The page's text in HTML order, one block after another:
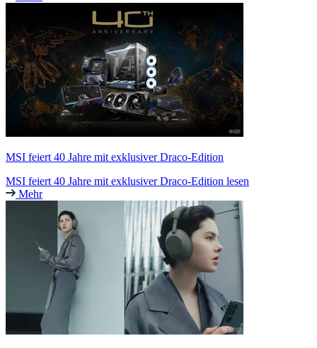
MSI feiert 40 Jahre mit exklusiver Draco-Edition
MSI feiert 40 Jahre mit exklusiver Draco-Edition lesen
Mehr